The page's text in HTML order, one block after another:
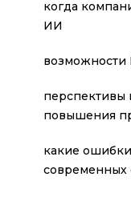
когда
ИИ
возможности
перспективы
повышения
какие
современных